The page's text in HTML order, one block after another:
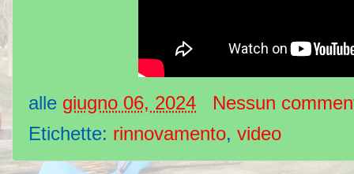
alle giugno 06, 2024
Nessun
Etichette: rinnovamento, video